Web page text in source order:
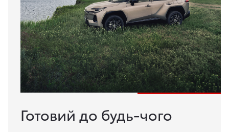
Готовий до будь-чого